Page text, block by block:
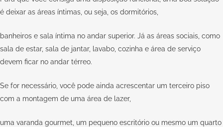
é deixar as áreas íntimas, ou seja, os dormitórios,
banheiros e sala íntima no andar superior. Já as áreas sociais, como
sala de estar, sala de jantar, lavabo, cozinha e área de serviço
devem ficar no andar térreo.
Se for necessário, você pode ainda acrescentar um terceiro piso
com a montagem de uma área de lazer,
uma varanda gourmet, um pequeno escritório ou mesmo um quarto